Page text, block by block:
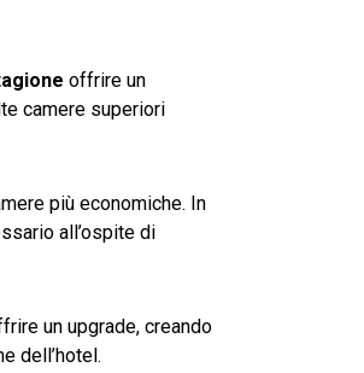
offrire un
camere superiori
più economiche. In
all’ospite di
un upgrade, creando
dell’hotel.